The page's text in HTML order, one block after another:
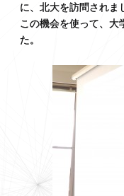
に、北大を訪問されま
この機会を使って、大
た。